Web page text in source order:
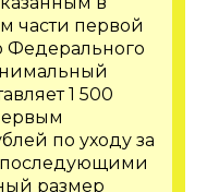
части первой
Федерального
1 500
по уходу за
размер